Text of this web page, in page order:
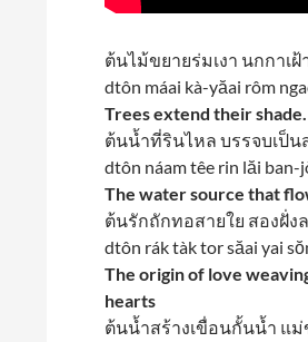
ต้นไม้ขยายร่มเงา นกกาเฝ้
dtôn máai kà-yăai rôm
Trees extend their
ต้นน้ำที่รินไหล บรรจบเป็
dtôn náam têe rin lăi ban-
The water source that
ต้นรักถักทอสายใย สองฝั่ง
dtôn rák tàk tor săai yai
The origin of love
hearts
ต้นน้ำสร้างเขื่อนกั้นน้ำ แ